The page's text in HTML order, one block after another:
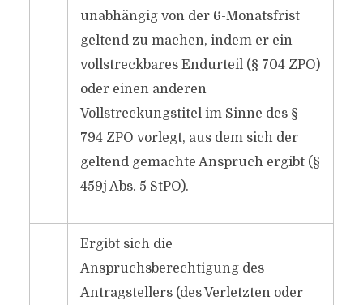
unabhängig von der 6-Monatsfrist
geltend zu machen, indem er ein
vollstreckbares Endurteil (§ 704 ZPO)
oder einen anderen
Vollstreckungstitel im Sinne des §
794 ZPO vorlegt, aus dem sich der
geltend gemachte Anspruch ergibt (§
459j Abs. 5 StPO).
Ergibt sich die
Anspruchsberechtigung des
Antragstellers (des Verletzten oder